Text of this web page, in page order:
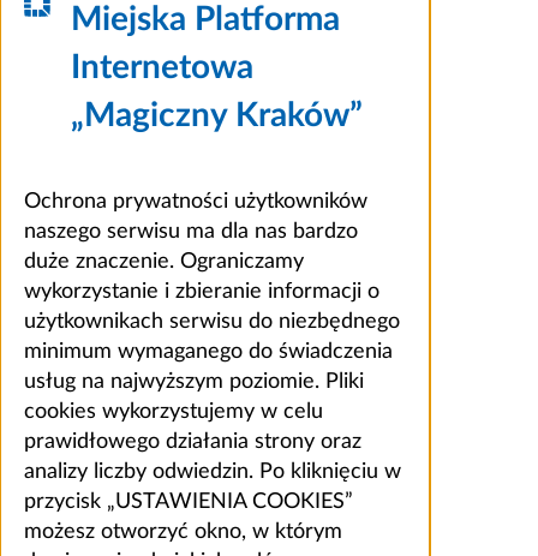
Miejska Platforma
Internetowa
„Magiczny Kraków”
Ochrona prywatności użytkowników
naszego serwisu ma dla nas bardzo
duże znaczenie. Ograniczamy
wykorzystanie i zbieranie informacji o
użytkownikach serwisu do niezbędnego
minimum wymaganego do świadczenia
usług na najwyższym poziomie. Pliki
cookies wykorzystujemy w celu
prawidłowego działania strony oraz
analizy liczby odwiedzin. Po kliknięciu w
przycisk „USTAWIENIA COOKIES”
możesz otworzyć okno, w którym